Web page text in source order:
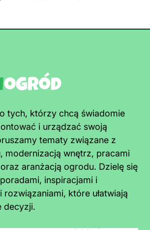
tych, którzy chcą świadomie
i urządzać swoją
tematy związane z
modernizacją wnętrz, pracami
aranżacją ogrodu. Dzielę się
inspiracjami i
które ułatwiają
decyzji.